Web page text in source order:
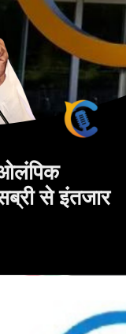
ओलंपिक
से इंतजार